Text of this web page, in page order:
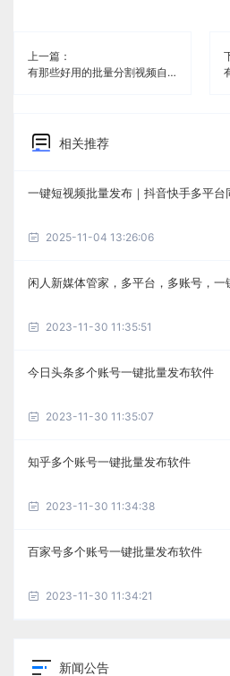
上一篇：
有那些好用的批量分割视频自媒体分发工具《闲人新媒体管家》
相关推荐
一键短视频批量发布｜抖音快手多平台
2025-11-04 13:26:06
闲人新媒体管家，多平台，多账号，一
2023-11-30 11:35:51
今日头条多个账号一键批量发布软件
2023-11-30 11:35:07
知乎多个账号一键批量发布软件
2023-11-30 11:34:38
百家号多个账号一键批量发布软件
2023-11-30 11:34:21
新闻公告